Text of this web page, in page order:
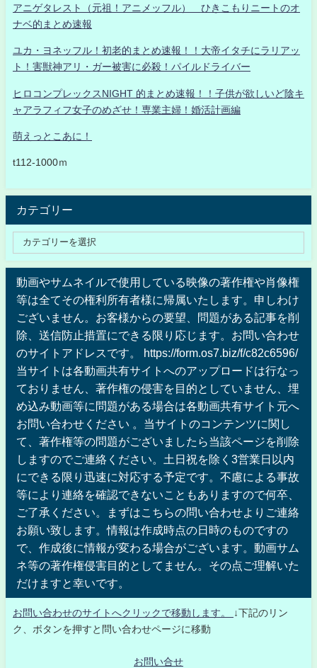
アニゲタレスト（元祖！アニメッフル） ひきこもりニートのオ
ナベ的まとめ速報
ユカ・ヨネッフル！初老的まとめ速報！！大帝イタチにラリアッ
ト！害獣神アリ・ガー被害に必殺！パイルドライバー
ヒロコンプレックスNIGHT 的まとめ速報！！子供が欲しいど陰キ
ャアラフィフ女子のめざせ！専業主婦！婚活計画編
萌えっとこあに！
t112-1000ｍ
カテゴリー
動画やサムネイルで使用している映像の著作権や肖像権
等は全てその権利所有者様に帰属いたします。申しわけ
ございません。お客様からの要望、問題がある記事を削
除、送信防止措置にできる限り応じます。お問い合わせ
のサイトアドレスです。 https://form.os7.biz/f/c82c6596/
当サイトは各動画共有サイトへのアップロードは行なっ
ておりません、著作権の侵害を目的としていません、埋
め込み動画等に問題がある場合は各動画共有サイト元へ
お問い合わせください 。当サイトのコンテンツに関し
て、著作権等の問題がございましたら当該ページを削除
しますのでご連絡ください。土日祝を除く3営業日以内
にできる限り迅速に対応する予定です。不慮による事故
等により連絡を確認できないこともありますので何卒、
ご了承ください。まずはこちらの問い合わせよりご連絡
お願い致します。情報は作成時点の日時のものですの
で、作成後に情報が変わる場合がございます。動画サム
ネ等の著作権侵害目的としてません。その点ご理解いた
だけますと幸いです。
お問い合わせのサイトへクリックで移動します。
↓下記のリン
ク、ボタンを押すと問い合わせページに移動
お問い合せ